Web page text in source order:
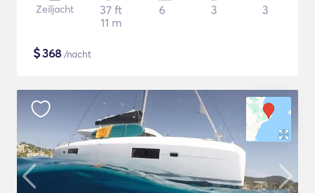
Zeiljacht
37 ft
11 m
6 3 3
$368 /nacht